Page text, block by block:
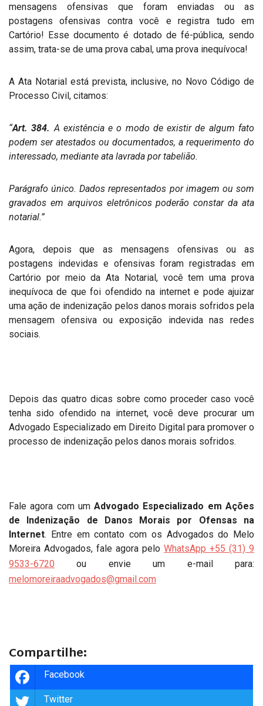
mensagens ofensivas que foram enviadas ou as
postagens ofensivas contra você e registra tudo em
Cartório! Esse documento é dotado de fé-pública, sendo
assim, trata-se de uma prova cabal, uma prova inequívoca!
A Ata Notarial está prevista, inclusive, no Novo Código de
Processo Civil, citamos:
“Art. 384. A existência e o modo de existir de algum fato
podem ser atestados ou documentados, a requerimento do
interessado, mediante ata lavrada por tabelião.
Parágrafo único. Dados representados por imagem ou som
gravados em arquivos eletrônicos poderão constar da ata
notarial.”
Agora, depois que as mensagens ofensivas ou as
postagens indevidas e ofensivas foram registradas em
Cartório por meio da Ata Notarial, você tem uma prova
inequívoca de que foi ofendido na internet e pode ajuizar
uma ação de indenização pelos danos morais sofridos pela
mensagem ofensiva ou exposição indevida nas redes
sociais.
Depois das quatro dicas sobre como proceder caso você
tenha sido ofendido na internet, você deve procurar um
Advogado Especializado em Direito Digital para promover o
processo de indenização pelos danos morais sofridos.
Fale agora com umAdvogado Especializado em Ações
de Indenização de Danos Morais por Ofensas na
Internet. Entre em contato com os Advogados do Melo
Moreira Advogados, fale agora pelo WhatsApp +55 (31) 9
9533-6720 ou envie um e-mail para:
melomoreiraadvogados@gmail.com
Compartilhe:
Facebook
Twitter